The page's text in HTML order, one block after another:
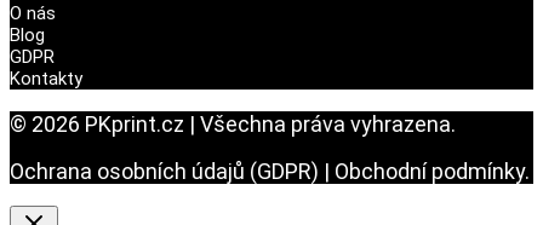
O nás
Blog
GDPR
Kontakty
© 2026 PKprint.cz | Všechna práva vyhrazena.
Ochrana osobních údajů (GDPR) | Obchodní podmínky.